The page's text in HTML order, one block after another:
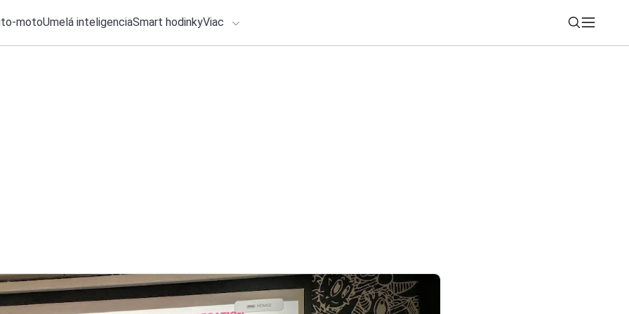
motoUmelá inteligenciaSmart hodinkyViac